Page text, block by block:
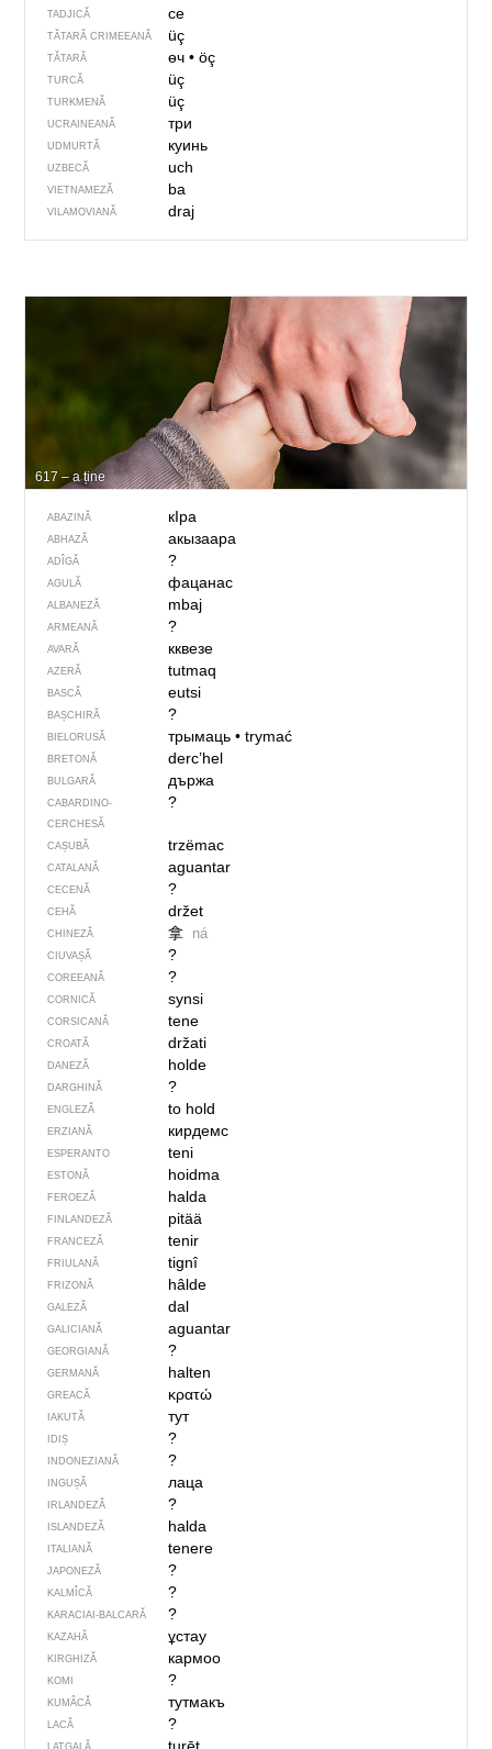
TADJICĂ се
TĂTARĂ CRIMEEANĂ üç
TĂTARĂ өч• öç
TURCĂ üç
TURKMENĂ üç
UCRAINEANĂ три
UDMURTĂ куинь
UZBECĂ uch
VIETNAMEZĂ ba
VILAMOVIANĂ draj
617 – a ține
ABAZINĂ кIра
ABHAZĂ акызаара
ADÎGĂ ?
AGULĂ фацанас
ALBANEZĂ mbaj
ARMEANĂ ?
AVARĂ кквезе
AZERĂ tutmaq
BASCĂ eutsi
BAȘCHIRĂ ?
BIELORUSĂ трымаць• trymać
BRETONĂ derc’hel
BULGARĂ държа
CABARDINO-
CERCHESĂ
?
CAȘUBĂ trzëmac
CATALANĂ aguantar
CECENĂ ?
CEHĂ držet
CHINEZĂ 拿 ná
CIUVAȘĂ ?
COREEANĂ ?
CORNICĂ synsi
CORSICANĂ tene
CROATĂ držati
DANEZĂ holde
DARGHINĂ ?
ENGLEZĂ to hold
ERZIANĂ кирдемс
ESPERANTO teni
ESTONĂ hoidma
FEROEZĂ halda
FINLANDEZĂ pitää
FRANCEZĂ tenir
FRIULANĂ tignî
FRIZONĂ hâlde
GALEZĂ dal
GALICIANĂ aguantar
GEORGIANĂ ?
GERMANĂ halten
GREACĂ κρατώ
IAKUTĂ тут
IDIȘ ?
INDONEZIANĂ ?
INGUȘĂ лаца
IRLANDEZĂ ?
ISLANDEZĂ halda
ITALIANĂ tenere
JAPONEZĂ ?
KALMÎCĂ ?
KARACIAI-BALCARĂ ?
KAZAHĂ ұстау
KIRGHIZĂ кармоо
KOMI ?
KUMÂCĂ тутмакъ
LACĂ ?
LATGALĂ